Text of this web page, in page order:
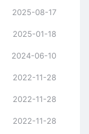
2025-08-17
2025-01-18
2024-06-10
2022-11-28
2022-11-28
2022-11-28